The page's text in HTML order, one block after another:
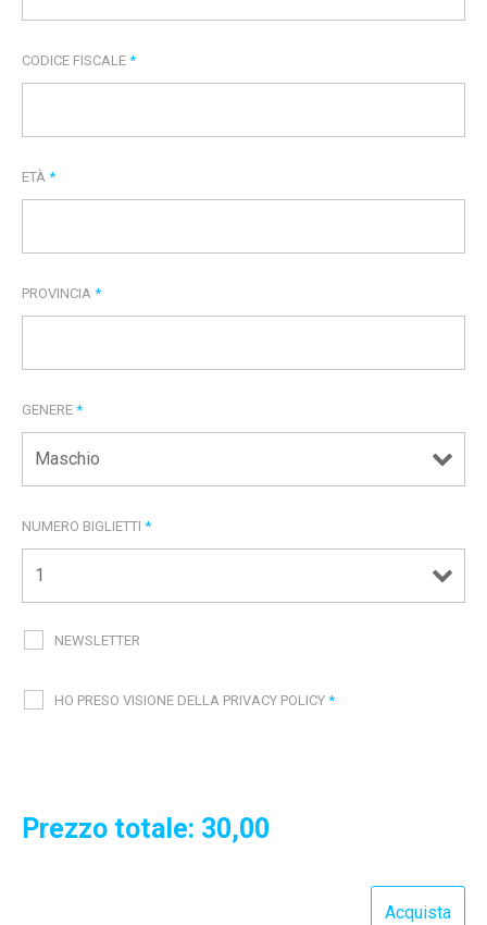
CODICE FISCALE *
ETÀ *
PROVINCIA *
GENERE *
NUMERO BIGLIETTI *
NEWSLETTER
HO PRESO VISIONE DELLA PRIVACY POLICY *
Prezzo totale: 30,00